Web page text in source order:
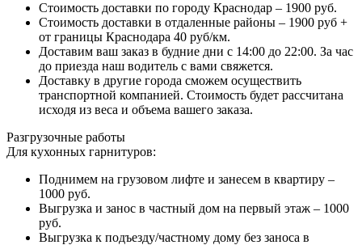
Стоимость доставки по городу Краснодар – 1900 руб.
Стоимость доставки в отдаленные районы – 1900 руб +
от границы Краснодара 40 руб/км.
Доставим ваш заказ в будние дни с 14:00 до 22:00. За час
до приезда наш водитель с вами свяжется.
Доставку в другие города сможем осуществить
транспортной компанией. Стоимость будет рассчитана
исходя из веса и объема вашего заказа.
Разгрузочные работы
Для кухонных гарнитуров:
Поднимем на грузовом лифте и занесем в квартиру –
1000 руб.
Выгрузка и занос в частный дом на первый этаж – 1000
руб.
Выгрузка к подъезду/частному дому без заноса в